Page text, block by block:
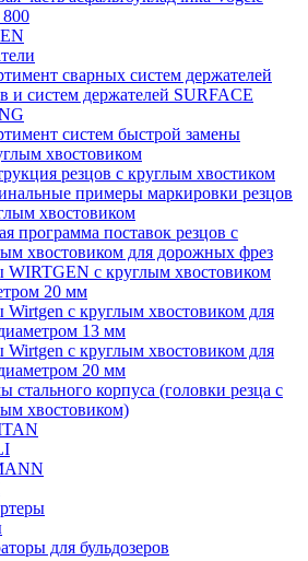
800
сварных систем держателей
и систем держателей SURFACE
систем быстрой замены
хвостовиком
резцов с круглым хвостиком
примеры маркировки резцов
хвостовиком
программа поставок резцов с
хвостовиком для дорожных фрез
WIRTGEN с круглым хвостовиком
20 мм
Wirtgen с круглым хвостовиком для
13 мм
Wirtgen с круглым хвостовиком для
20 мм
стального корпуса (головки резца с
хвостовиком)
для бульдозеров